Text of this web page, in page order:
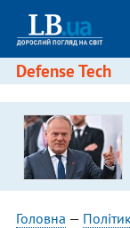
Defense Tech
Головна —